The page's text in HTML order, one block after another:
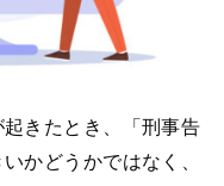
きたとき、「刑事告
かどうかではなく、